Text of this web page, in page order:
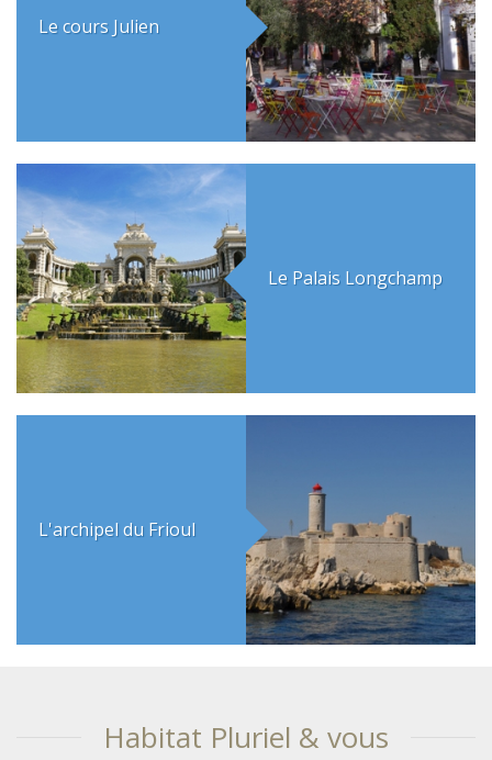
Le cours Julien
Le Palais Longchamp
L'archipel du Frioul
Habitat Pluriel & vous